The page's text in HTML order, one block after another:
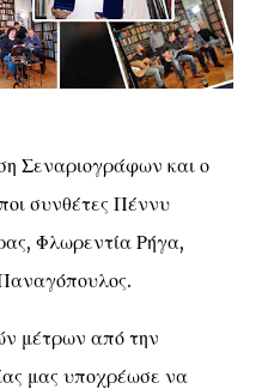
Σεναριογράφων και ο
συνθέτες Πέννυ
Φλωρεντία Ρήγα,
μέτρων από την
μας υποχρέωσε να